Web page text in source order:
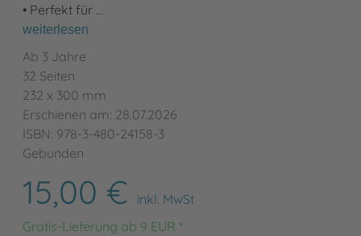
• Perfekt für …
weiterlesen
Ab 3 Jahre
32 Seiten
232 x 300 mm
Erschienen am: 28.07.2026
ISBN: 978-3-480-24158-3
Gebunden
15,00 €
inkl. MwSt
Gratis-Lieferung ab 9 EUR *